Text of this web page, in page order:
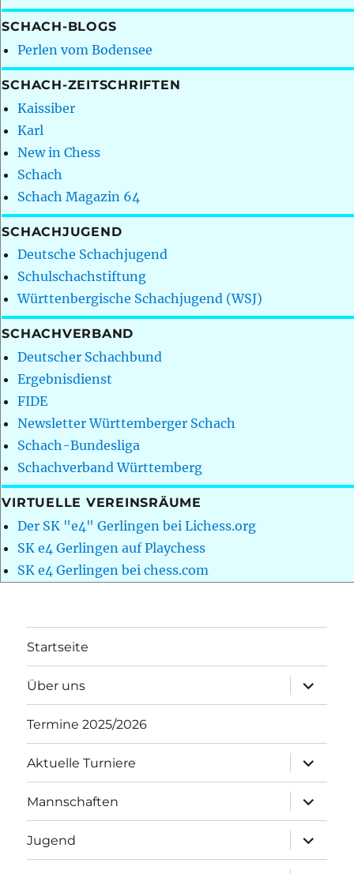
SCHACH-BLOGS
Perlen vom Bodensee
SCHACH-ZEITSCHRIFTEN
Kaissiber
Karl
New in Chess
Schach
Schach Magazin 64
SCHACHJUGEND
Deutsche Schachjugend
Schulschachstiftung
Württenbergische Schachjugend (WSJ)
SCHACHVERBAND
Deutscher Schachbund
Ergebnisdienst
FIDE
Newsletter Württemberger Schach
Schach-Bundesliga
Schachverband Württemberg
VIRTUELLE VEREINSRÄUME
Der SK "e4" Gerlingen bei Lichess.org
SK e4 Gerlingen auf Playchess
SK e4 Gerlingen bei chess.com
Startseite
Über uns
öffnen
Termine 2025/2026
Aktuelle Turniere
öffnen
Mannschaften
öffnen
Jugend
öffnen